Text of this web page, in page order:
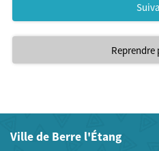
Reprendre
Ville de Berre l'Étang